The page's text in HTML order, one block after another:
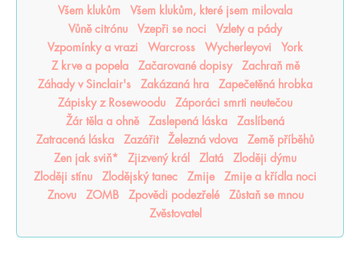
Všem klukům
Všem klukům, které jsem milovala
Vůně citrónu
Vzepři se noci
Vzlety a pády
Vzpomínky a vrazi
Warcross Wycherleyovi
York
Z krve a popela
Začarované dopisy
Zachraň mě
Záhady v Sinclair's
Zakázaná hra
Zapečetěná hrobka
Zápisky z Rosewoodu
Záporáci smrti neutečou
Žár těla a ohně
Zaslepená láska
Zaslíbená
Zatracená láska
Zazářit Železná vdova
Země příběhů
Zen jak sviň*
Zjizvený král Zlatá
Zloději dýmu
Zloději stínu
Zlodějský tanec Zmije
Zmije a křídla noci
Znovu
ZOMB Zpovědi podezřelé
Zůstaň se mnou
Zvěstovatel